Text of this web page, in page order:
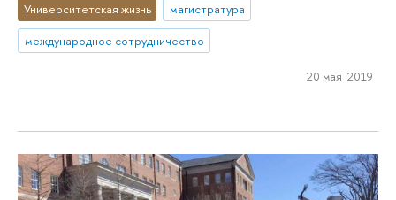
Университетская жизнь
магистратура
международное сотрудничество
20 мая 2019